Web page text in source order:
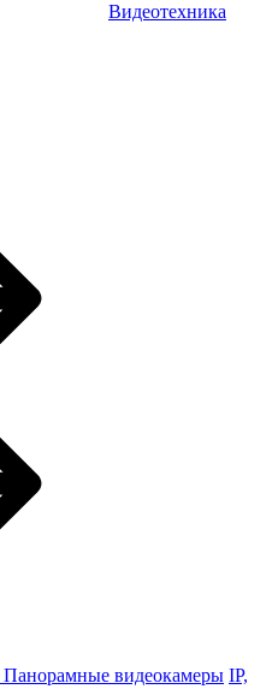
Видеотехника
Панорамные видеокамеры IP,